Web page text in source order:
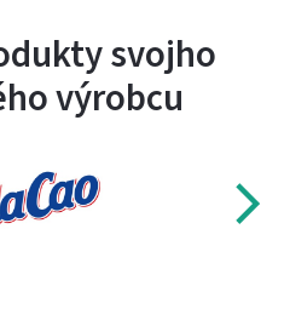
svojho
výrobcu